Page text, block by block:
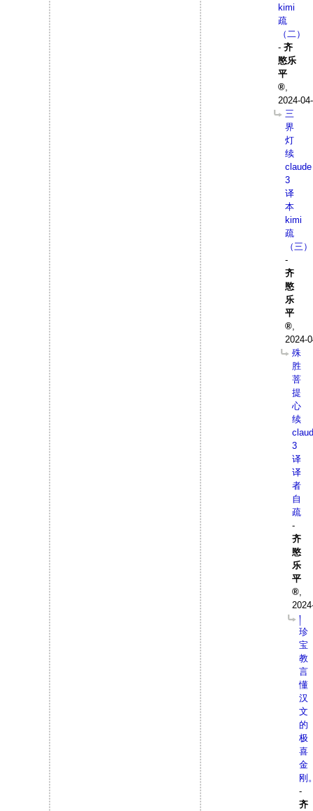
kimi
疏
（二）
-齐
愍乐
平
2024-
三
界
灯
续
claude
3
译
本
kimi
疏
（三）
-
齐
愍
乐
平
2024-
殊
胜
菩
提
心
续
3
译
译
者
自
疏
-
齐
愍
乐
平
།
珍
宝
教
言
懂
汉
文
的
极
喜
金
刚
-
齐